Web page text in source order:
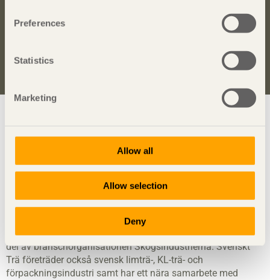
Preferences
Statistics
Marketing
Allow all
Allow selection
Deny
Anmäl dig här för att få information om publikationer,
Trä.
Svenskt Träsprider kunskap om trä, träprodukter och
träbyggande för att främja ett hållbart samhälle och en
livskraftig sågverksnäring. Det gör vi genom att inspirera,
utbilda och driva teknisk utveckling.
Svenskt Trä representerar svensk sågverksindustri och är en
del av branschorganisationen Skogsindustrierna. Svenskt
Trä företräder också svensk limträ-, KL-trä- och
förpackningsindustri samt har ett nära samarbete med